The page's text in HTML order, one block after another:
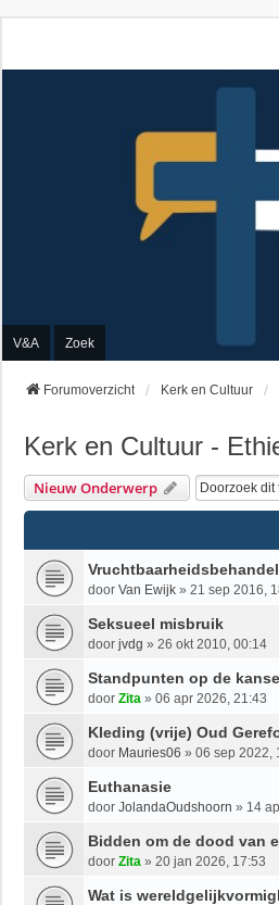
V&A Zoek
Forumoverzicht Kerk en Cultuur
Kerk en Cultuur -
Nieuw Onderwerp
door Van Ewijk » 21 sep 2016,
Seksueel misbruik
door jvdg » 26 okt 2010, 00:14
Standpunten op de
door Zita » 06 apr 2026, 21:43
Kleding (vrije) Oud
door Mauries06 » 06 sep 2022,
Euthanasie
door JolandaOudshoorn » 14
Bidden om de dood van
door Zita » 20 jan 2026, 17:53
Wat is